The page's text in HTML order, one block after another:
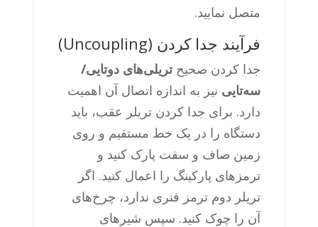
متصل نمایید.
فرآیند جدا کردن (Uncoupling)
جدا کردن صحیح تریلی‌های دوتایی/
سه‌تایی نیز به اندازه اتصال آن اهمیت
دارد. برای جدا کردن تریلر عقب، باید
دستگاه را در یک خط مستقیم و روی
زمین صاف و سفت پارک کنید و
ترمزهای پارکینگ را اعمال کنید. اگر
تریلر دوم ترمز فنری ندارد، چرخ‌های
آن را چوک کنید. سپس شیرهای